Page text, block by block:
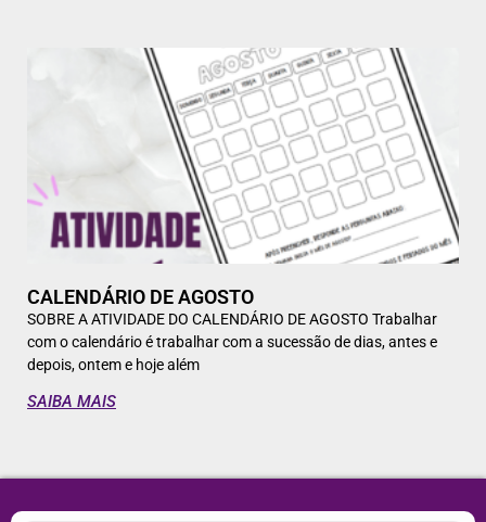
CALENDÁRIO DE AGOSTO
SOBRE A ATIVIDADE DO CALENDÁRIO DE AGOSTO Trabalhar
com o calendário é trabalhar com a sucessão de dias, antes e
depois, ontem e hoje além
SAIBA MAIS